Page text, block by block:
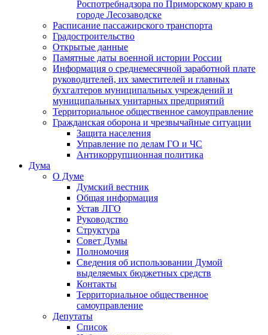
Роспотребнадзора по Приморскому краю в
городе Лесозаводске
Расписание пассажирского транспорта
Градостроительство
Открытые данные
Памятные даты военной истории России
Информация о среднемесячной заработной плате
руководителей, их заместителей и главных
бухгалтеров муниципальных учреждений и
муниципальных унитарных предприятий
Территориальное общественное самоуправление
Гражданская оборона и чрезвычайные ситуации
Защита населения
Управление по делам ГО и ЧС
Антикоррупционная политика
Дума
О Думе
Думский вестник
Общая информация
Устав ЛГО
Руководство
Структура
Совет Думы
Полномочия
Сведения об использовании Думой
выделяемых бюджетных средств
Контакты
Территориальное общественное
самоуправление
Депутаты
Список